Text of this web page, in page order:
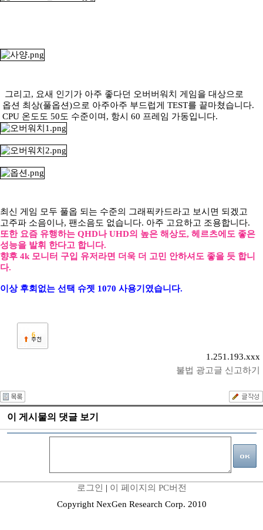
그리고, 요새 인기가 아주 좋다던 오버버워치 게임을 대상으로
옵션 최상(풀옵션)으로 아주아주 부드럽게 TEST를 끝마쳤습니다.
CPU 온도도 50도 수준이며, 항시 60 프레임 가동입니다.
최신 게임 모두 풀옵 되는 수준의 그래픽카드라고 보시면 되겠고
고주파 소음이나, 팬소음도 없습니다. 아주 고요하고 조용합니다.
또한 요즘 유행하는 QHD나 UHD의 높은 해상도, 헤르츠에도 좋은
성능을 발휘 한다고 합니다.
향후 4k 모니터 구입 유저라면 더욱 더 고민 안하셔도 좋을 듯 합니
다.
이상 후회없는 선택 슈젯 1070 사용기였습니다.
6
1.251.193.xxx
불법 광고글 신고하기
이 게시물의 댓글 보기
로그인 | 이 페이지의 PC버전
Copyright NexGen Research Corp. 2010